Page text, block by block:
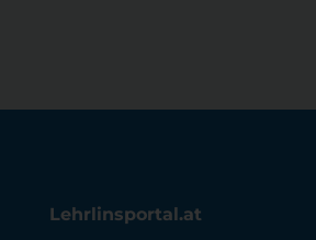
Lehrlinsportal.at